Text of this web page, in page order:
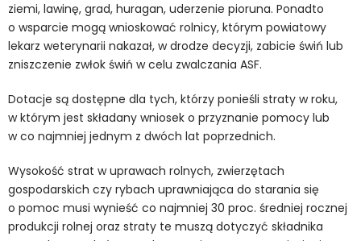
ziemi, lawinę, grad, huragan, uderzenie pioruna. Ponadto
o wsparcie mogą wnioskować rolnicy, którym powiatowy
lekarz weterynarii nakazał, w drodze decyzji, zabicie świń lub
zniszczenie zwłok świń w celu zwalczania ASF.
Dotacje są dostępne dla tych, którzy ponieśli straty w roku,
w którym jest składany wniosek o przyznanie pomocy lub
w co najmniej jednym z dwóch lat poprzednich.
Wysokość strat w uprawach rolnych, zwierzętach
gospodarskich czy rybach uprawniająca do starania się
o pomoc musi wynieść co najmniej 30 proc. średniej rocznej
produkcji rolnej oraz straty te muszą dotyczyć składnika